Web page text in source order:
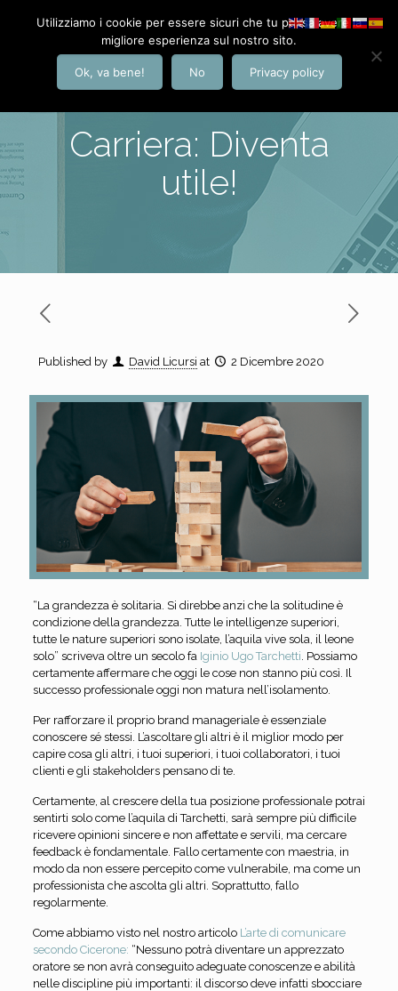
Carriera: Diventa
utile!
Published by David Licursi at 2 Dicembre 2020
“La grandezza è solitaria. Si direbbe anzi che la solitudine è
condizione della grandezza. Tutte le intelligenze superiori,
tutte le nature superiori sono isolate, l’aquila vive sola, il leone
solo” scriveva oltre un secolo fa Iginio Ugo Tarchetti . Possiamo
certamente affermare che oggi le cose non stanno più così. Il
successo professionale oggi non matura nell’isolamento.
Per rafforzare il proprio brand manageriale è essenziale
conoscere sé stessi. L’ascoltare gli altri è il miglior modo per
capire cosa gli altri, i tuoi superiori, i tuoi collaboratori, i tuoi
clienti e gli stakeholders pensano di te.
Certamente, al crescere della tua posizione professionale potrai
sentirti solo come l’aquila di Tarchetti, sarà sempre più difficile
ricevere opinioni sincere e non affettate e servili, ma cercare
feedback è fondamentale. Fallo certamente con maestria, in
modo da non essere percepito come vulnerabile, ma come un
professionista che ascolta gli altri. Soprattutto, fallo
regolarmente.
Come abbiamo visto nel nostro articoloL’arte di comunicare
secondo Cicerone: “Nessuno potrà diventare un apprezzato
oratore se non avrà conseguito adeguate conoscenze e abilità
nelle discipline più importanti: il discorso deve infatti sbocciare
Utilizziamo i cookie per essere sicuri che tu possa avere la
migliore esperienza sul nostro sito.
Ok, va bene! No Privacy policy